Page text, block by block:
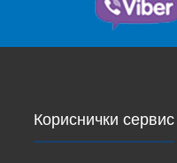
Кориснички сервис